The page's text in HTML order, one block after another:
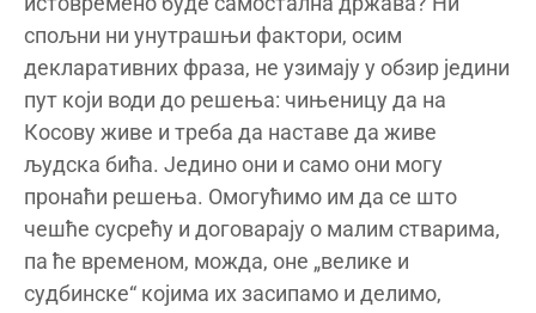
спољни ни унутрашњи фактори, осим
декларативних фраза, не узимају у обзир једини
пут који води до решења: чињеницу да на
Косову живе и треба да наставе да живе
људска бића. Једино они и само они могу
пронаћи решења. Омогућимо им да се што
чешће сусрећу и договарају о малим стварима,
па ће временом, можда, оне „велике и
судбинске“ којима их засипамо и делимо,